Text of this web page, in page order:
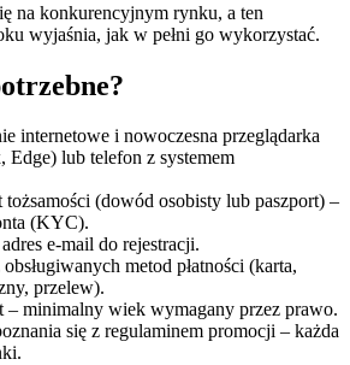
na konkurencyjnym rynku, a ten
wyjaśnia, jak w pełni go wykorzystać.
internetowe i nowoczesna przeglądarka
Edge) lub telefon z systemem
(dowód osobisty lub paszport) –
(KYC).
e-mail do rejestracji.
metod płatności (karta,
przelew).
– minimalny wiek wymagany przez prawo.
się z regulaminem promocji – każda